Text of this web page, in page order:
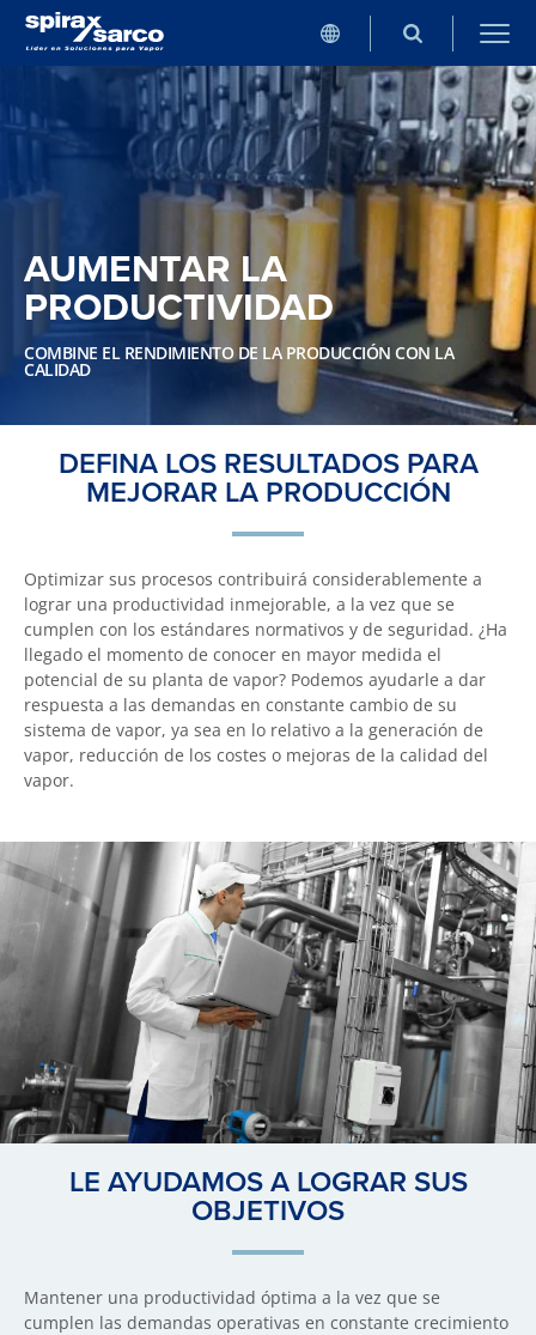
AUMENTAR LA
PRODUCTIVIDAD
COMBINE EL RENDIMIENTO DE LA PRODUCCIÓN CON LA
CALIDAD
DEFINA LOS RESULTADOS PARA
MEJORAR LA PRODUCCIÓN
Optimizar sus procesos contribuirá considerablemente a
lograr una productividad inmejorable, a la vez que se
cumplen con los estándares normativos y de seguridad. ¿Ha
llegado el momento de conocer en mayor medida el
potencial de su planta de vapor? Podemos ayudarle a dar
respuesta a las demandas en constante cambio de su
sistema de vapor, ya sea en lo relativo a la generación de
vapor, reducción de los costes o mejoras de la calidad del
vapor.
LE AYUDAMOS A LOGRAR SUS
OBJETIVOS
Mantener una productividad óptima a la vez que se
cumplen las demandas operativas en constante crecimiento